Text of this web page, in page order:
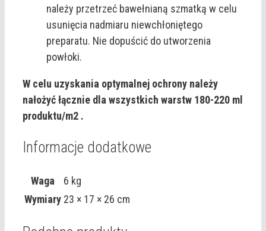
należy przetrzeć bawełnianą szmatką w celu
usunięcia nadmiaru niewchłoniętego
preparatu. Nie dopuścić do utworzenia
powłoki.
W celu uzyskania optymalnej ochrony należy
nałożyć łącznie dla wszystkich warstw 180-220 ml
produktu/m2 .
Informacje dodatkowe
Waga
6 kg
Wymiary 23 × 17 × 26 cm